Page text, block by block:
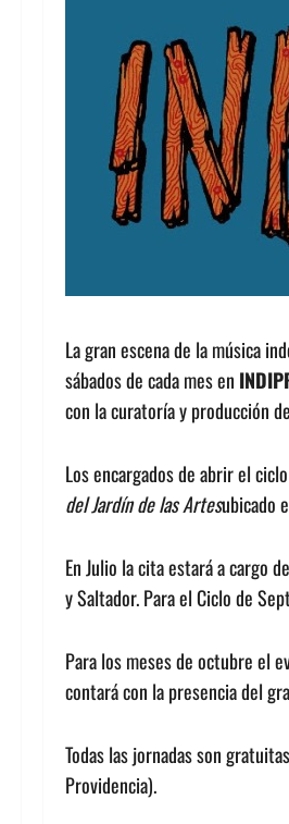
La gran escena de la música
sábados de cada mes en
con la curatoría y producción
Los encargados de abrir el
del Jardín de las Artesubicado
En Julio la cita estará a cargo
y Saltador. Para el Ciclo de
Para los meses de octubre el
contará con la presencia del
Todas las jornadas son
Providencia).